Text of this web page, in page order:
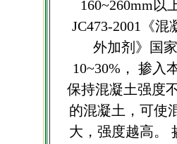
160~260mm
JC473-2001《
外加剂》国
10~30%， 掺入
保持混凝土强度
的混凝土，可使
大，强度越高。